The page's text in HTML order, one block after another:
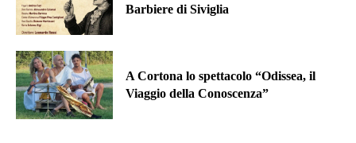
Barbiere di Siviglia
A Cortona lo spettacolo “Odissea, il
Viaggio della Conoscenza”